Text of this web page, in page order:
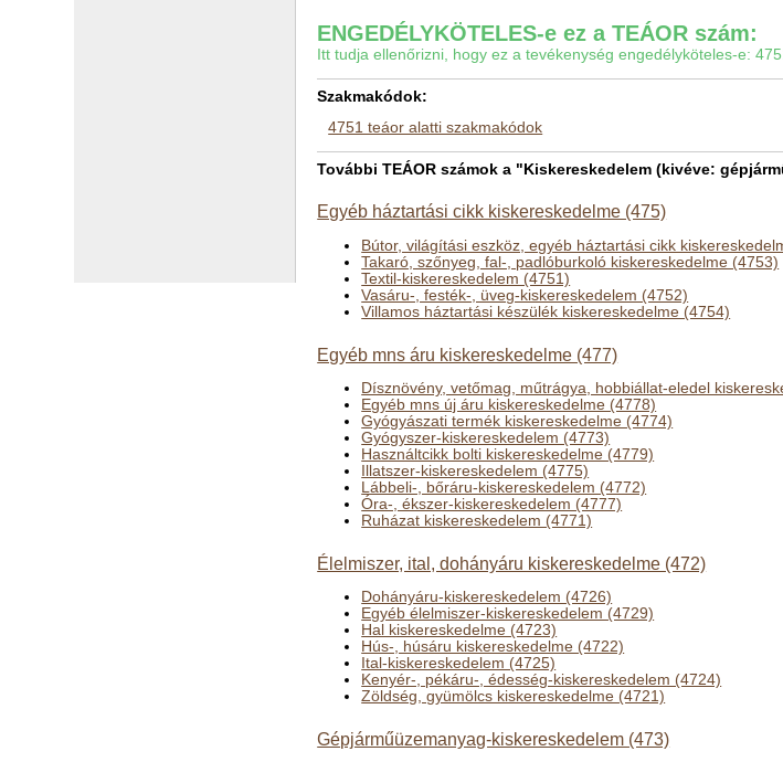
ENGEDÉLYKÖTELES-e ez a TEÁOR szám:
Itt tudja ellenőrizni, hogy ez a tevékenység engedélyköteles-e:
Szakmakódok:
4751 teáor alatti szakmakódok
További TEÁOR számok a "Kiskereskedelem (kivéve:
Egyéb háztartási cikk kiskereskedelme (475)
Bútor, világítási eszköz, egyéb háztartási cikk
Takaró, szőnyeg, fal-, padlóburkoló kiskereskedelme (4753)
Textil-kiskereskedelem (4751)
Vasáru-, festék-, üveg-kiskereskedelem (4752)
Villamos háztartási készülék kiskereskedelme (4754)
Egyéb mns áru kiskereskedelme (477)
Dísznövény, vetőmag, műtrágya, hobbiállat-eledel
Egyéb mns új áru kiskereskedelme (4778)
Gyógyászati termék kiskereskedelme (4774)
Gyógyszer-kiskereskedelem (4773)
Használtcikk bolti kiskereskedelme (4779)
Illatszer-kiskereskedelem (4775)
Lábbeli-, bőráru-kiskereskedelem (4772)
Óra-, ékszer-kiskereskedelem (4777)
Ruházat kiskereskedelem (4771)
Élelmiszer, ital, dohányáru kiskereskedelme (472)
Dohányáru-kiskereskedelem (4726)
Egyéb élelmiszer-kiskereskedelem (4729)
Hal kiskereskedelme (4723)
Hús-, húsáru kiskereskedelme (4722)
Ital-kiskereskedelem (4725)
Kenyér-, pékáru-, édesség-kiskereskedelem (4724)
Zöldség, gyümölcs kiskereskedelme (4721)
Gépjárműüzemanyag-kiskereskedelem (473)